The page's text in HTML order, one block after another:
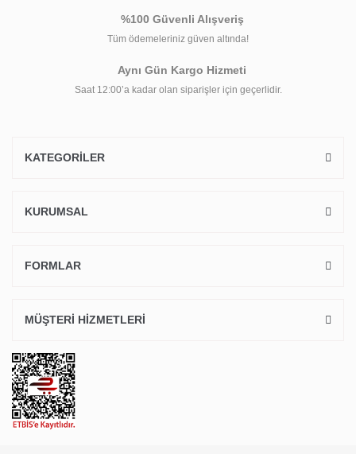
%100 Güvenli Alışveriş
Tüm ödemeleriniz güven altında!
Aynı Gün Kargo Hizmeti
Saat 12:00’a kadar olan siparişler için geçerlidir.
KATEGORİLER
KURUMSAL
FORMLAR
MÜŞTERİ HİZMETLERİ